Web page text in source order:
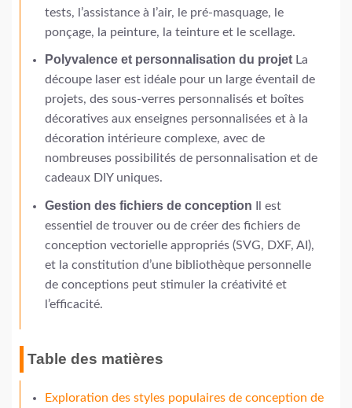
tests, l’assistance à l’air, le pré-masquage, le
ponçage, la peinture, la teinture et le scellage.
Polyvalence et personnalisation du projetLa
découpe laser est idéale pour un large éventail de
projets, des sous-verres personnalisés et boîtes
décoratives aux enseignes personnalisées et à la
décoration intérieure complexe, avec de
nombreuses possibilités de personnalisation et de
cadeaux DIY uniques.
Gestion des fichiers de conception Il est
essentiel de trouver ou de créer des fichiers de
conception vectorielle appropriés (SVG, DXF, AI),
et la constitution d’une bibliothèque personnelle
de conceptions peut stimuler la créativité et
l’efficacité.
Table des matières
Exploration des styles populaires de conception de